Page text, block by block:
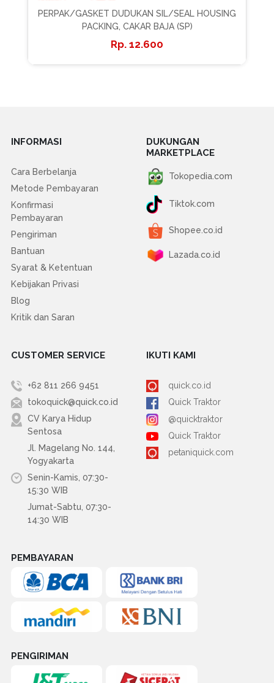
PERPAK/GASKET DUDUKAN SIL/SEAL HOUSING
PACKING, CAKAR BAJA (SP)
12.600
INFORMASI
Cara Berbelanja
Metode Pembayaran
Konfirmasi
Pembayaran
Pengiriman
Bantuan
Syarat & Ketentuan
Kebijakan Privasi
Blog
Kritik dan Saran
DUKUNGAN
MARKETPLACE
Tokopedia.com
Tiktok.com
Shopee.co.id
Lazada.co.id
CUSTOMER SERVICE
+62 811 266 9451
tokoquick@quick.co.id
CV Karya Hidup
Sentosa
Jl. Magelang No. 144,
Yogyakarta
Senin-Kamis, 07:30-
15:30 WIB
Jumat-Sabtu, 07:30-
14:30 WIB
IKUTI KAMI
quick.co.id
Quick Traktor
@quicktraktor
Quick Traktor
petaniquick.com
PEMBAYARAN
PENGIRIMAN